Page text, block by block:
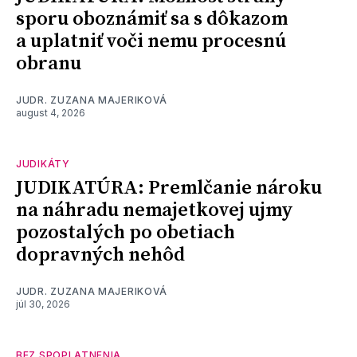
sporu oboznámiť sa s dôkazom
a uplatniť voči nemu procesnú
obranu
JUDR. ZUZANA MAJERIKOVÁ
august 4, 2026
JUDIKÁTY
JUDIKATÚRA: Premlčanie nároku
na náhradu nemajetkovej ujmy
pozostalých po obetiach
dopravných nehôd
JUDR. ZUZANA MAJERIKOVÁ
júl 30, 2026